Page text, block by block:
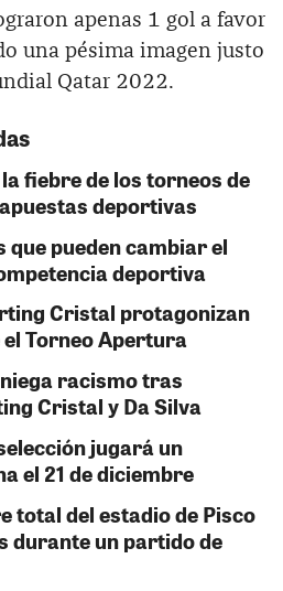
apenas 1 gol a favor
una pésima imagen justo
Qatar 2022.
fiebre de los torneos de
deportivas
pueden cambiar el
deportiva
Cristal protagonizan
el Torneo Apertura
racismo tras
Cristal y Da Silva
jugará un
el 21 de diciembre
total del estadio de Pisco
durante un partido de